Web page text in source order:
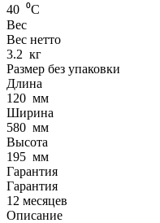
40 ⁰С
Вес
Вес нетто
3.2 кг
Размер без упаковки
Длина
120 мм
Ширина
580 мм
Высота
195 мм
Гарантия
Гарантия
12 месяцев
Описание